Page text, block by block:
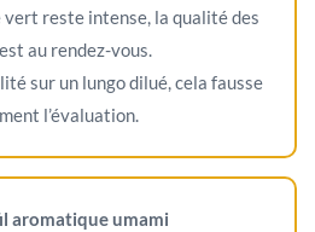
vert reste intense, la qualité des
au rendez-vous.
sur un lungo dilué, cela fausse
l’évaluation.
aromatique umami